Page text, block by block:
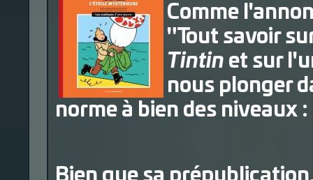
Comme
"Tout savoir
Tintin et sur
nous plonger
norme à bien des niveaux